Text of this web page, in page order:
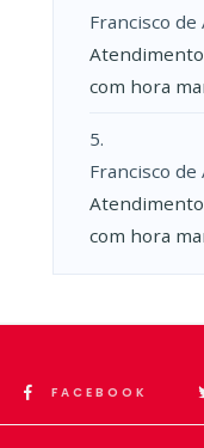
Francisco de
Atendimento
com hora
Francisco de
Atendimento
com hora
FACEBOOK